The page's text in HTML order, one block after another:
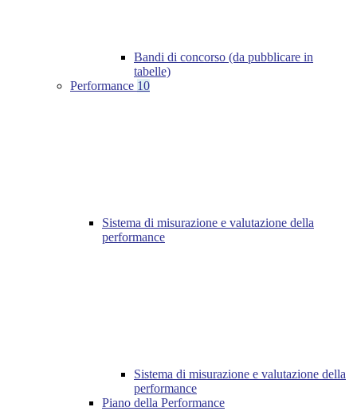
Bandi di concorso (da pubblicare in
tabelle)
Performance 10
Sistema di misurazione e valutazione della
performance
Sistema di misurazione e valutazione della
performance
Piano della Performance